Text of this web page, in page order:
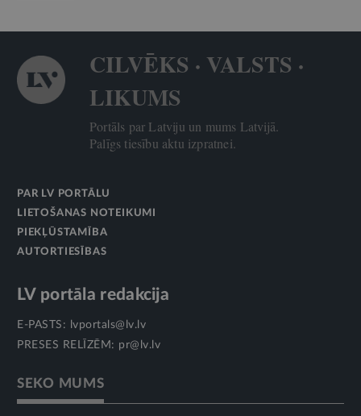
CILVĒKS · VALSTS ·
LIKUMS
Portāls par Latviju un mums Latvijā.
Palīgs tiesību aktu izpratnei.
PAR LV PORTĀLU
LIETOŠANAS NOTEIKUMI
PIEKĻŪSTAMĪBA
AUTORTIESĪBAS
LV portāla redakcija
E-PASTS:
lvportals@lv.lv
PRESES RELĪZĒM: pr@lv.lv
SEKO MUMS